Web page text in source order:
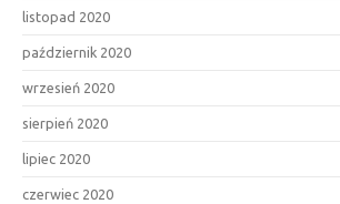
listopad 2020
październik 2020
wrzesień 2020
sierpień 2020
lipiec 2020
czerwiec 2020